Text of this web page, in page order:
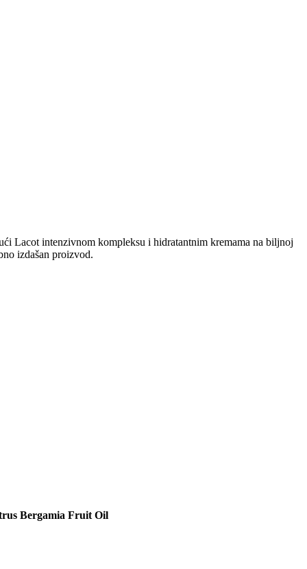
Lacot intenzivnom kompleksu i hidratantnim kremama na biljnoj
izdašan proizvod.
Bergamia Fruit Oil